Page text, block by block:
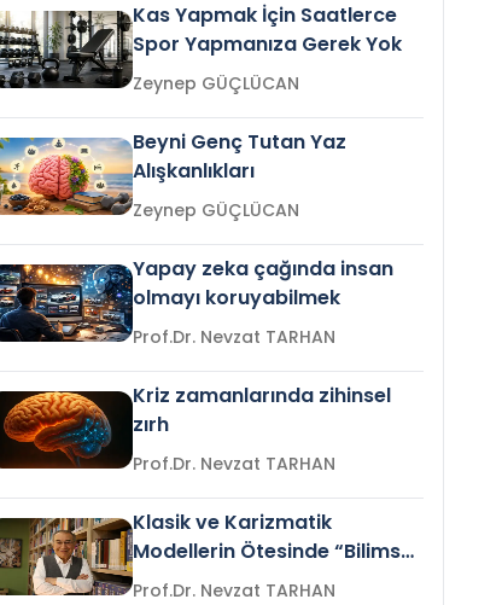
Kas Yapmak İçin Saatlerce
Spor Yapmanıza Gerek Yok
Zeynep GÜÇLÜCAN
Beyni Genç Tutan Yaz
Alışkanlıkları
Zeynep GÜÇLÜCAN
Yapay zeka çağında insan
olmayı koruyabilmek
Prof.Dr. Nevzat TARHAN
Kriz zamanlarında zihinsel
zırh
Prof.Dr. Nevzat TARHAN
Klasik ve Karizmatik
Modellerin Ötesinde “Bilimsel
Liderlik”
Prof.Dr. Nevzat TARHAN